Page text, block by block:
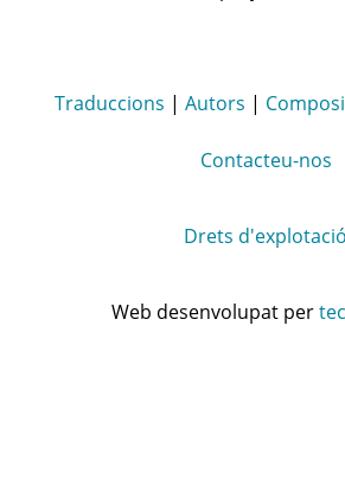
Traduccions | Autors |
Contacteu-nos
Drets d'explotació
Web desenvolupat per